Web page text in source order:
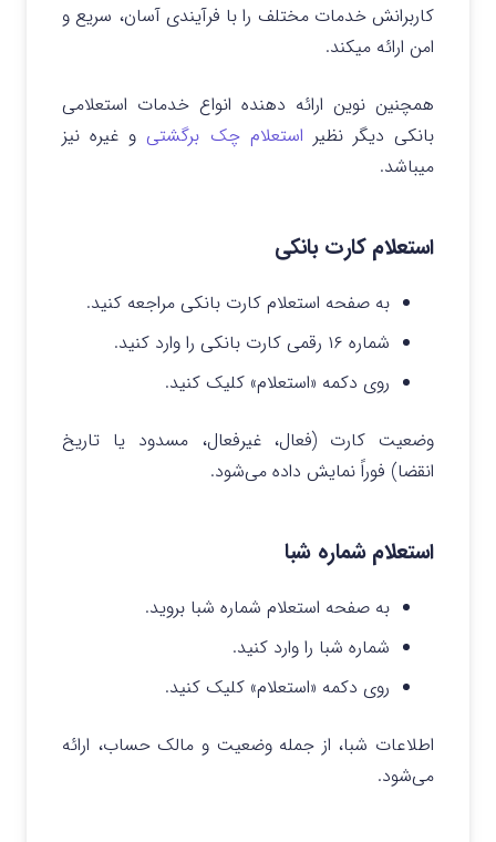
کاربرانش خدمات مختلف را با فرآیندی آسان، سریع و
امن ارائه میکند.
همچنین نوین ارائه دهنده انواع خدمات استعلامی
بانکی دیگر نظیر استعلام چک برگشتی و غیره نیز
میباشد.
استعلام کارت بانکی
به صفحه استعلام کارت بانکی مراجعه کنید.
شماره ۱۶ رقمی کارت بانکی را وارد کنید.
روی دکمه «استعلام» کلیک کنید.
وضعیت کارت (فعال، غیرفعال، مسدود یا تاریخ
انقضا) فوراً نمایش داده می‌شود.
استعلام شماره شبا
به صفحه استعلام شماره شبا بروید.
شماره شبا را وارد کنید.
روی دکمه «استعلام» کلیک کنید.
اطلاعات شبا، از جمله وضعیت و مالک حساب، ارائه
می‌شود.